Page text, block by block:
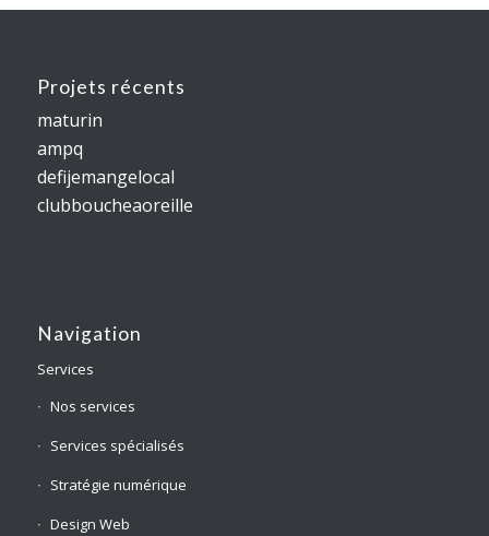
Projets récents
maturin
ampq
defijemangelocal
clubboucheaoreille
Navigation
Services
Nos services
Services spécialisés
Stratégie numérique
Design Web